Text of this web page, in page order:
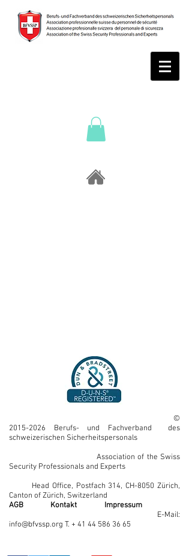
©
2015-2026 Berufs- und Fachverband des
schweizerischen Sicherheitspersonals
Association of the Swiss
Security Professionals and Experts
Head Office, Postfach 314, CH-8050 Zürich,
Canton of Zürich, Switzerland
AGB
Kontakt
Impressum
E-Mail:
info@bfvssp.org T. + 41 44 586 36 65